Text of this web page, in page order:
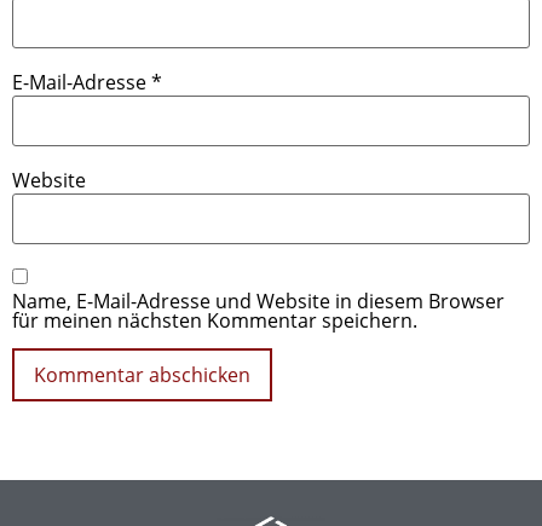
E-Mail-Adresse*
Website
Name, E-Mail-Adresse und Website in diesem Browser
für meinen nächsten Kommentar speichern.